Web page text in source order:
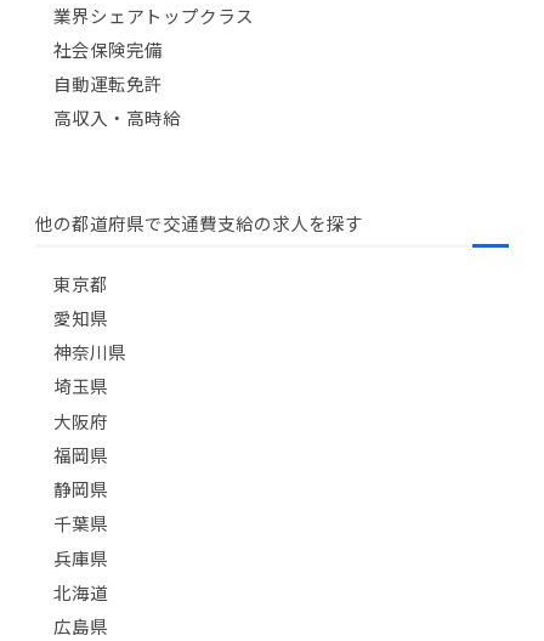
業界シェアトップクラス
社会保険完備
自動運転免許
高収入・高時給
他の都道府県で交通費支給の求人を探す
東京都
愛知県
神奈川県
埼玉県
大阪府
福岡県
静岡県
千葉県
兵庫県
北海道
広島県